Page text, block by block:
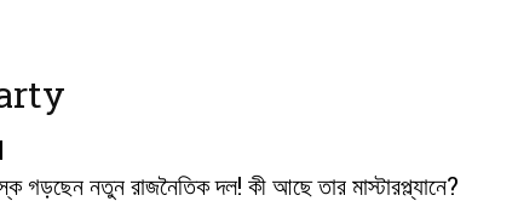
গড়ছেন নতুন রাজনৈতিক দল! কী আছে তার মাস্টারপ্ল্যানে?